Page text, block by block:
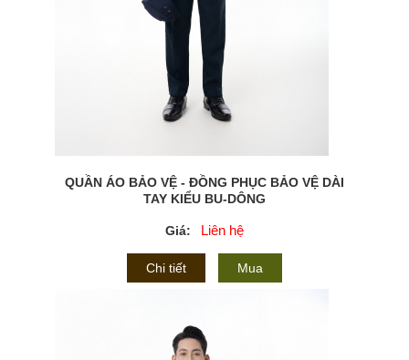
QUẦN ÁO BẢO VỆ - ĐỒNG PHỤC BẢO VỆ DÀI
TAY KIỂU BU-DÔNG
Giá: Liên hệ
Chi tiết Mua